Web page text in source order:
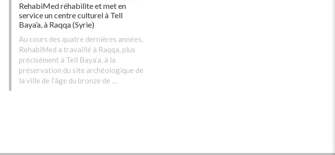
RehabiMed réhabilite et met en
service un centre culturel à Tell
Baya’a, à Raqqa (Syrie)
Au cours des quatre dernières années,
RehabiMed a travaillé à Raqqa, plus
précisément à Tell Baya’a, à la
préservation du site archéologique de
la ville de l’âge du bronze de …